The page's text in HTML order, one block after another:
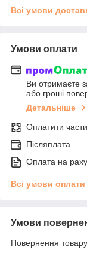
Всі умови
Умови оплати
Ви отримаєте
або гроші
Детальніше
Оплатити
Післяплата
Оплата на
Всі умови оплати
Умови
Повернення